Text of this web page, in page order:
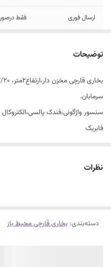
ارسال فوری فقط
نوع سوخت
توضیحات
سرمابان.
سنسور واژگونی،فندک
فابریک
نظرات
دسته‌بندی: بخاری قارچی محیط باز